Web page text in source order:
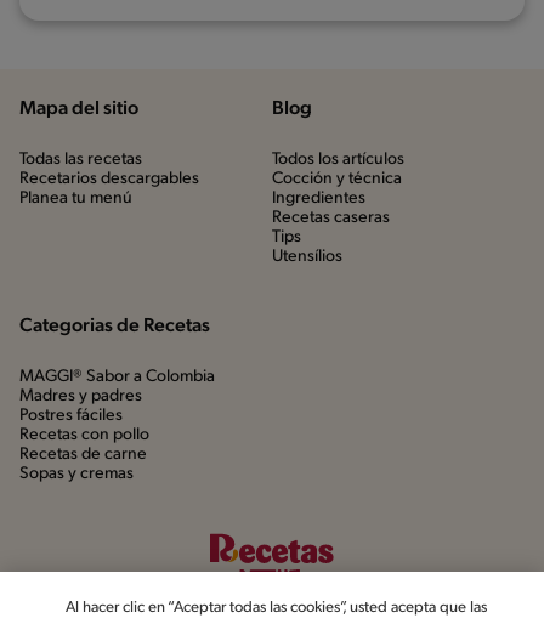
Mapa del sitio
Todas las recetas
Recetarios descargables
Planea tu menú
Blog
Todos los artículos
Cocción y técnica
Ingredientes
Recetas caseras
Tips
Utensílios
Categorias de Recetas
MAGGI® Sabor a Colombia
Madres y padres
Postres fáciles
Recetas con pollo
Recetas de carne
Sopas y cremas
Al hacer clic en “Aceptar todas las cookies”, usted acepta que las